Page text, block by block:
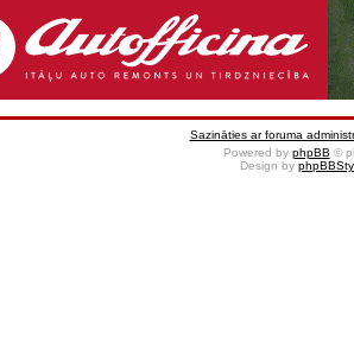
Sazināties ar foruma
Powered by phpBB ©
Design by